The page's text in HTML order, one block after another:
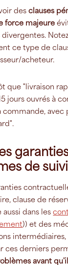
desclauses
force majeure
ce type de
acheteur.
que "livraison
jours ouvrés à
avec
de suivi
clause de
aussi dans les
)) et des
ces derniers
avant